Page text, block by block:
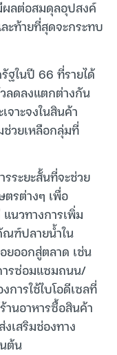
ผลต่อสมดุลอุปสงค์
ะท้ายที่สุดจะกระทบ
ฐในปี 66 ที่รายได้
ลดลงแตกต่างกัน
าะจงในสินค้า
ช่วยเหลือกลุ่มที่
รระยะสั้นที่จะช่วย
รต่างๆ เพื่อ
นวทางการเพิ่ม
ณฑ์ปลายน้ำใน
ยออกสู่ตลาด เช่น
ารซ่อมแซมถนน/
การใช้ไบโอดีเซลที่
นอาหารซื้อสินค้า
เสริมช่องทาง
ต้น